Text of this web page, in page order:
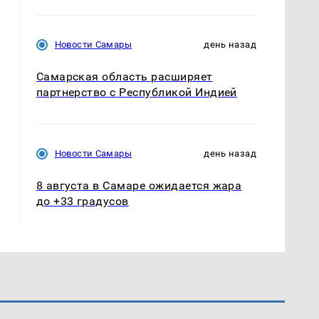
Новости Самары день назад
Самарская область расширяет
партнерство с Республикой Индией
Новости Самары день назад
8 августа в Самаре ожидается жара
до +33 градусов